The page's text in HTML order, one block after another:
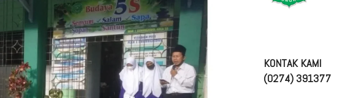
KONTAK KAMI
(0274) 391377